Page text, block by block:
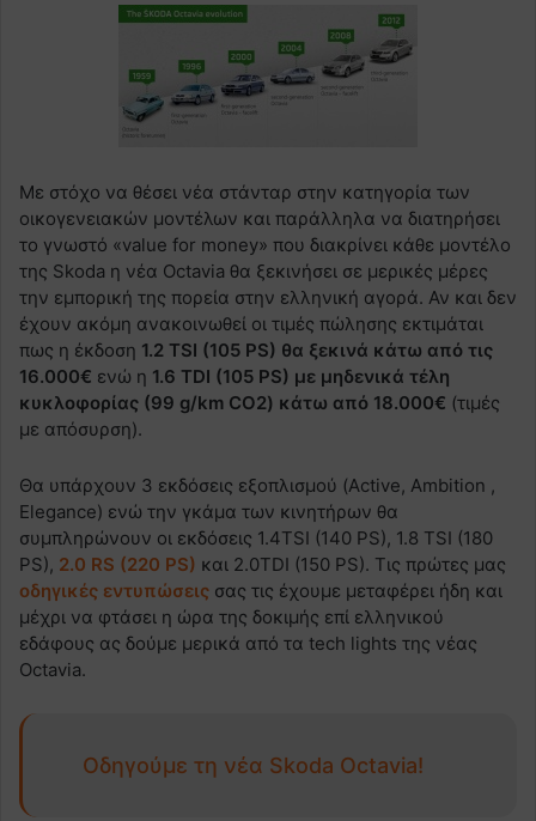
Με στόχο να θέσει νέα στάνταρ στην κατηγορία των
οικογενειακών μοντέλων και παράλληλα να διατηρήσει
το γνωστό «value for money» που διακρίνει κάθε μοντέλο
της Skoda η νέα Octavia θα ξεκινήσει σε μερικές μέρες
την εμπορική της πορεία στην ελληνική αγορά. Αν και δεν
έχουν ακόμη ανακοινωθεί οι τιμές πώλησης εκτιμάται
πως η έκδοση 1.2 TSI (105 PS) θα ξεκινά κάτω από τις
16.000€ ενώ η 1.6 TDI (105 PS) με μηδενικά τέλη
κυκλοφορίας (99 g/km CO2) κάτω από 18.000€ (τιμές
με απόσυρση).
Θα υπάρχουν 3 εκδόσεις εξοπλισμού (Active, Ambition ,
Elegance) ενώ την γκάμα των κινητήρων θα
συμπληρώνουν οι εκδόσεις 1.4TSI (140 PS), 1.8 TSI (180
PS), 2.0 RS (220 PS) και 2.0TDI (150 PS). Τις πρώτες μας
οδηγικές εντυπώσεις σας τις έχουμε μεταφέρει ήδη και
μέχρι να φτάσει η ώρα της δοκιμής επί ελληνικού
εδάφους ας δούμε μερικά από τα tech lights της νέας
Octavia.
Οδηγούμε τη νέα Skoda Octavia!